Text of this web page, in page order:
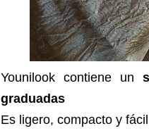
Younilook contiene un
graduadas
Es ligero, compacto y